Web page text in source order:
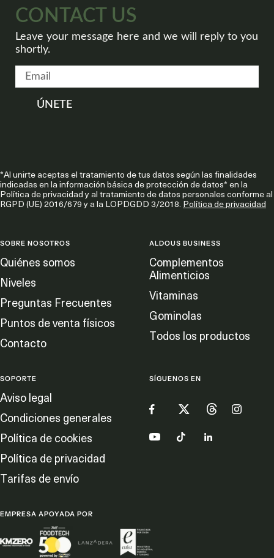
CONTACT US
Leave your message here and we will reply to you
shortly.
ÚNETE
*Al unirte aceptas el tratamiento de tus datos según las finalidades
indicadas en la información básica de protección de datos* en la
Política de privacidad y al tratamiento de datos personales conforme al
RGPD (UE) 2016/679 y a la LOPDGDD 3/2018. Política de privacidad
SOBRE NOSOTROS
Quiénes somos
Niveles
Preguntas Frecuentes
Puntos de venta físicos
Contacto
ALDOUS BUSINESS
Complementos
Alimenticios
Vitaminas
Gominolas
Todos los productos
SOPORTE
Aviso legal
Condiciones generales
Política de cookies
Política de privacidad
Tarifas de envío
SÍGUENOS EN
EMPRESA APOYADA POR